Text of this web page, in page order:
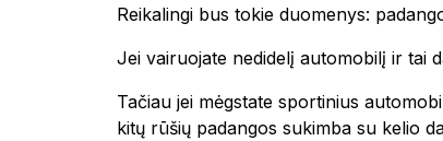
Reikalingi bus tokie duomenys:
Jei vairuojate nedidelį automobilį ir tai
Tačiau jei mėgstate sportinius
kitų rūšių padangos sukimba su kelio